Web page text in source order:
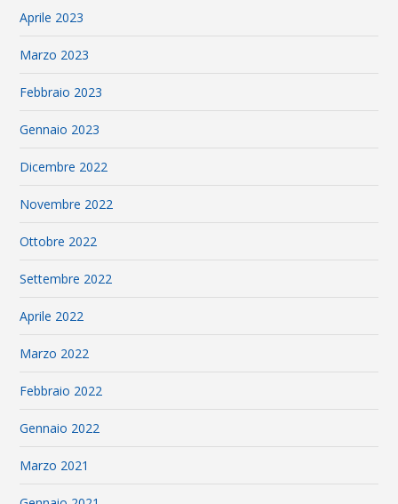
Aprile 2023
Marzo 2023
Febbraio 2023
Gennaio 2023
Dicembre 2022
Novembre 2022
Ottobre 2022
Settembre 2022
Aprile 2022
Marzo 2022
Febbraio 2022
Gennaio 2022
Marzo 2021